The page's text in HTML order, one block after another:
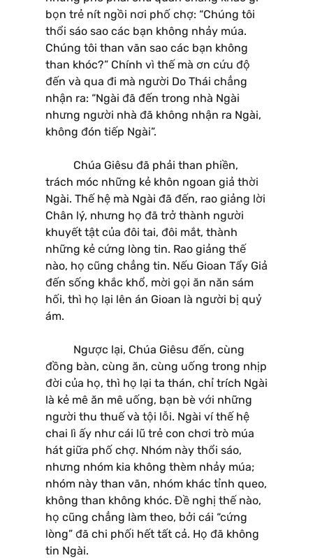
bọn trẻ nít ngồi nơi phố chợ: “Chúng tôi
thổi sáo sao các bạn không nhảy múa.
Chúng tôi than vãn sao các bạn không
than khóc?” Chính vì thế mà ơn cứu độ
đến và qua đi mà người Do Thái chẳng
nhận ra: “Ngài đã đến trong nhà Ngài
nhưng người nhà đã không nhận ra Ngài,
không đón tiếp Ngài”.
Chúa Giêsu đã phải than phiền,
trách móc những kẻ khôn ngoan giả thời
Ngài. Thế hệ mà Ngài đã đến, rao giảng lời
Chân lý, nhưng họ đã trở thành người
khuyết tật của đôi tai, đôi mắt, thành
những kẻ cứng lòng tin. Rao giảng thế
nào, họ cũng chẳng tin. Nếu Gioan Tẩy Giả
đến sống khắc khổ, mời gọi ăn năn sám
hối, thì họ lại lên án Gioan là người bị quỷ
ám.
Ngược lại, Chúa Giêsu đến, cùng
đồng bàn, cùng ăn, cùng uống trong nhịp
đời của họ, thì họ lại ta thán, chỉ trích Ngài
là kẻ mê ăn mê uống, bạn bè với những
người thu thuế và tội lỗi. Ngài ví thế hệ
chai lì ấy như cái lũ trẻ con chơi trò múa
hát giữa phố chợ. Nhóm này thổi sáo,
nhưng nhóm kia không thèm nhảy múa;
nhóm này than vãn, nhóm khác tỉnh queo,
không than không khóc. Đề nghị thế nào,
họ cũng chẳng làm theo, bởi cái “cứng
lòng” đã chi phối hết tất cả. Họ đã không
tin Ngài.